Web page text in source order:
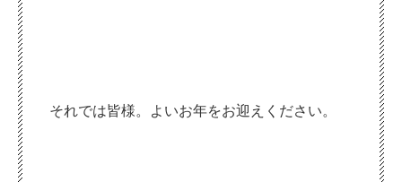
それでは皆様。よいお年をお迎えください。